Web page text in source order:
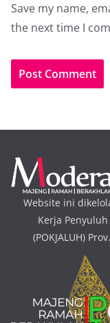
Save my name,
the next time I
Website ini
Kerja
(POKJALUH)